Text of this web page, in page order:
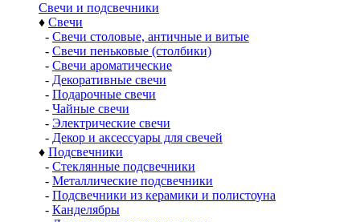
Свечи и подсвечники
♦ Свечи
- Свечи столовые, античные и витые
- Свечи пеньковые (столбики)
- Свечи ароматические
- Декоративные свечи
- Подарочные свечи
- Чайные свечи
- Электрические свечи
- Декор и аксессуары для свечей
♦ Подсвечники
- Стеклянные подсвечники
- Металлические подсвечники
- Подсвечники из керамики и полистоуна
- Канделябры